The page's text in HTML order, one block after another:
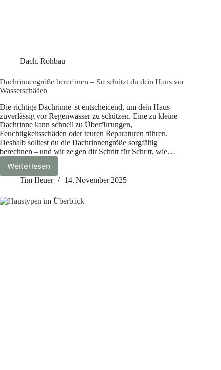
Dach, Rohbau
Dachrinnengröße berechnen – So schützt du dein Haus vor
Wasserschäden
Die richtige Dachrinne ist entscheidend, um dein Haus
zuverlässig vor Regenwasser zu schützen. Eine zu kleine
Dachrinne kann schnell zu Überflutungen,
Feuchtigkeitsschäden oder teuren Reparaturen führen.
Deshalb solltest du die Dachrinnengröße sorgfältig
berechnen – und wir zeigen dir Schritt für Schritt, wie…
WeiterlesenDachrinnengröße
berechnen
So
schützt
Tim Heuer 14. November 2025